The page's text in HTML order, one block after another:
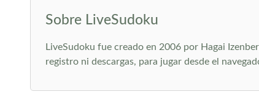
Sobre LiveSudoku
LiveSudoku fue creado en 2006 por Hagai
registro ni descargas, para jugar desde el